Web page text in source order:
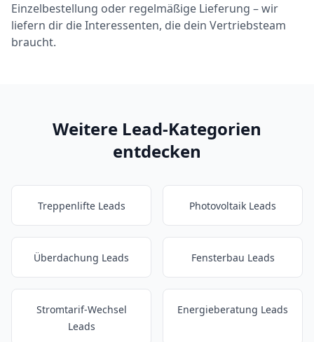
Einzelbestellung oder regelmäßige Lieferung – wir
liefern dir die Interessenten, die dein Vertriebsteam
braucht.
Weitere Lead-Kategorien
entdecken
Treppenlifte Leads Photovoltaik Leads
Überdachung Leads Fensterbau Leads
Stromtarif-Wechsel
Leads
Energieberatung Leads